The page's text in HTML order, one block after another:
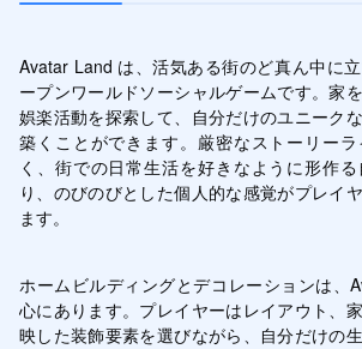
Avatar Land は、活気ある街のど真ん中に
ープンワールドソーシャルゲームです。家
娯楽活動を探索して、自分だけのユニーク
築くことができます。厳密なストーリー
く、街での日常生活を好きなように形作
り、のびのびとした個人的な感覚がプレイ
ます。
ホームビルディングとデコレーションは、
心にあります。プレイヤーはレイアウト、
映した装飾要素を選びながら、自分だけの